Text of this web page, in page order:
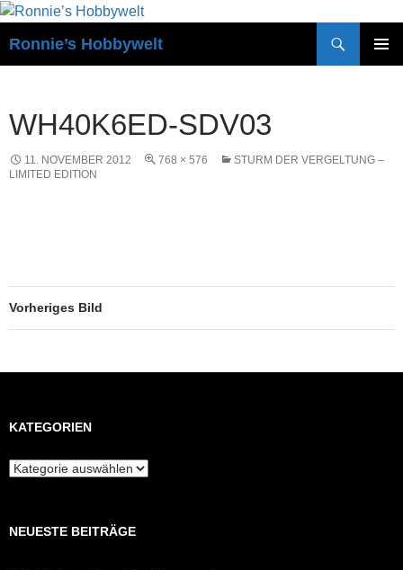
Zum
springen
Ronnie’s Hobbywelt
WH40K6ED-SDV03
11. NOVEMBER 2012 768 × 576
STURM DER VERGELTUNG –
LIMITED EDITION
Vorheriges Bild
KATEGORIEN
Kategorien
NEUESTE BEITRÄGE